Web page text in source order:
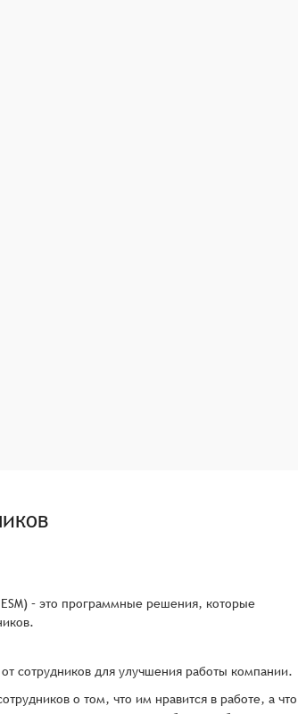
– это программные решения, которые
сотрудников для улучшения работы компании.
о том, что им нравится в работе, а что